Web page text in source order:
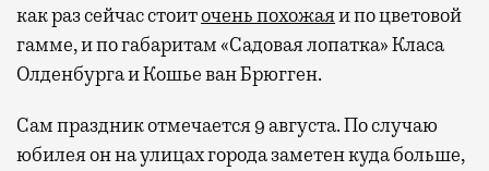
как раз сейчас стоиточень похожаяи по цветовой
гамме, и по габаритам «Садовая лопатка» Класа
Олденбурга и Кошье ван Брюгген.
Сам праздник отмечается 9 августа. По случаю
юбилея он на улицах города заметен куда больше,